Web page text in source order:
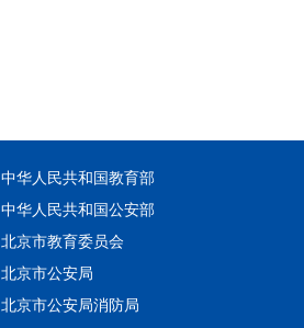
中华人民共和国教育部
中华人民共和国公安部
北京市教育委员会
北京市公安局
北京市公安局消防局